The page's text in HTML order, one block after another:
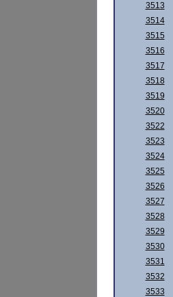
3513
3514
3515
3516
3517
3518
3519
3520
3522
3523
3524
3525
3526
3527
3528
3529
3530
3531
3532
3533